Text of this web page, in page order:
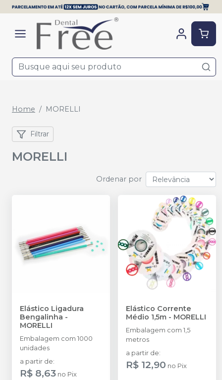
Home MORELLI
Filtrar
MORELLI
Ordenar por
Elástico Ligadura
Bengalinha -
MORELLI
Embalagem com 1000
unidades
a partir de:
R$ 8,63 no Pix
Elástico Corrente
Médio 1,5m - MORELLI
Embalagem com 1,5
metros
a partir de:
R$ 12,90 no Pix